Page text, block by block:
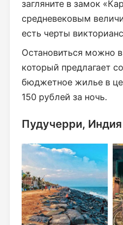
загляните в замок
средневековым
есть черты
Остановиться можно
который предлагает
бюджетное жилье в
150 рублей за ночь.
Пудучерри, Индия